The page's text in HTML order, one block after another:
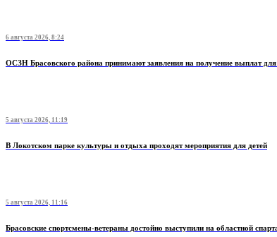
6 августа 2026, 8:24
ОСЗН Брасовского района принимают заявления на получение выплат
5 августа 2026, 11:19
В Локотском парке культуры и отдыха проходят мероприятия для детей
5 августа 2026, 11:16
Брасовские спортсмены-ветераны достойно выступили на областной